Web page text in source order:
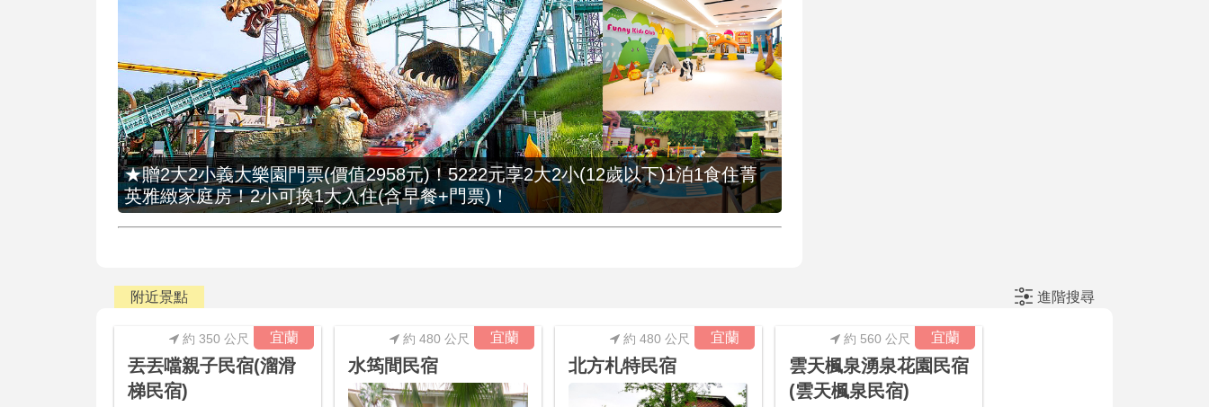
★贈2大2小義大樂園門票(價值2958元)！5222元享2大2小(12歲以下)1泊1食住菁
英雅緻家庭房！2小可換1大入住(含早餐+門票)！
附近景點 進階搜尋
宜蘭
約 350 公尺
丟丟噹親子民宿(溜滑
梯民宿)
宜蘭
約 480 公尺
水筠間民宿
宜蘭
約 480 公尺
北方札特民宿
宜蘭
約 560 公尺
雲天楓泉湧泉花園民宿
(雲天楓泉民宿)